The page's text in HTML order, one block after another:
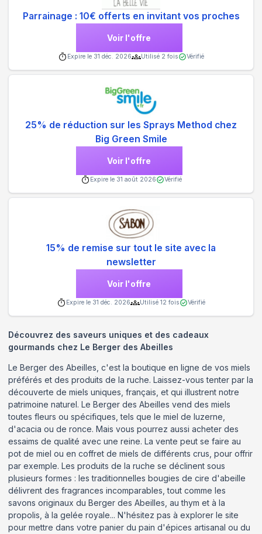
Parrainage : 10€ offerts en invitant vos proches
Voir l'offre
Expire le 31 déc. 2026 Utilisé 2 fois Vérifié
25% de réduction sur les Sprays Method chez
Big Green Smile
Voir l'offre
Expire le 31 août 2026 Vérifié
15% de remise sur tout le site avec la
newsletter
Voir l'offre
Expire le 31 déc. 2026 Utilisé 12 fois Vérifié
Découvrez des saveurs uniques et des cadeaux
gourmands chez Le Berger des Abeilles
Le Berger des Abeilles, c'est la boutique en ligne de vos miels
préférés et des produits de la ruche. Laissez-vous tenter par la
découverte de miels uniques, français, et qui illustrent notre
patrimoine naturel. Le Berger des Abeilles vend des miels
toutes fleurs ou spécifiques, tels que le miel de luzerne,
d'acacia ou de ronce. Mais vous pourrez aussi acheter des
essaims de qualité avec une reine. La vente peut se faire au
pot de miel ou en coffret de miels de différents crus, pour offrir
par exemple. Les produits de la ruche se déclinent sous
plusieurs formes : les traditionnelles bougies de cire d'abeille
délivrent des fragrances incomparables, tout comme les
savons originaux du Berger des Abeilles, au thym et à la
propolis, à la gelée royale... N'hésitez pas à explorer le site
pour mettre dans votre panier du pain d'épices artisanal ou du